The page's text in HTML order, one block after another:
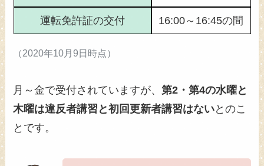
運転免許証の交付 16:00～16:45の間
（2020年10月9日時点）
月～金で受付されていますが、第2・第4の水曜と
木曜は違反者講習と初回更新者講習はないとのこ
とです。